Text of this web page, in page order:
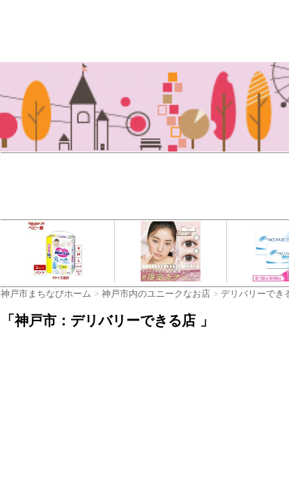
神戸市まちなびホーム > 神戸市内のユニークなお店 > デリバリーでき
「神戸市：デリバリーできる店 」